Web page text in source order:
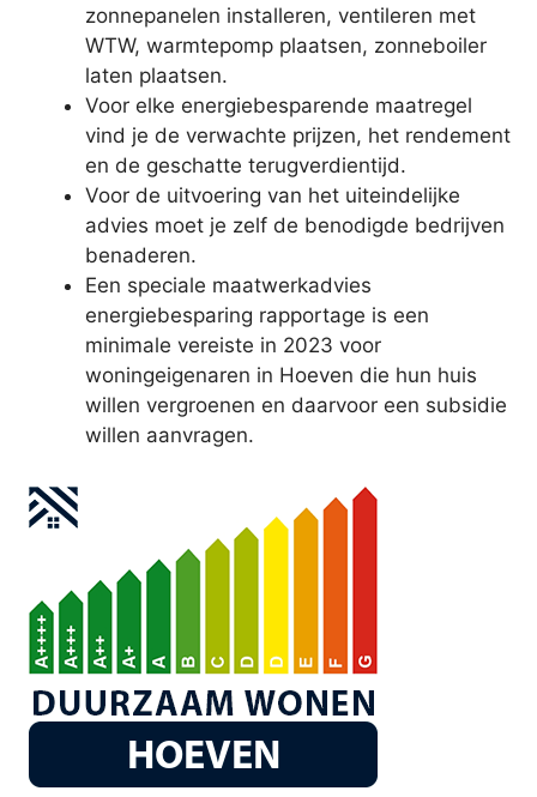
zonnepanelen installeren, ventileren met
WTW, warmtepomp plaatsen, zonneboiler
laten plaatsen.
Voor elke energiebesparende maatregel
vind je de verwachte prijzen, het rendement
en de geschatte terugverdientijd.
Voor de uitvoering van het uiteindelijke
advies moet je zelf de benodigde bedrijven
benaderen.
Een speciale maatwerkadvies
energiebesparing rapportage is een
minimale vereiste in 2023 voor
woningeigenaren in Hoeven die hun huis
willen vergroenen en daarvoor een subsidie
willen aanvragen.